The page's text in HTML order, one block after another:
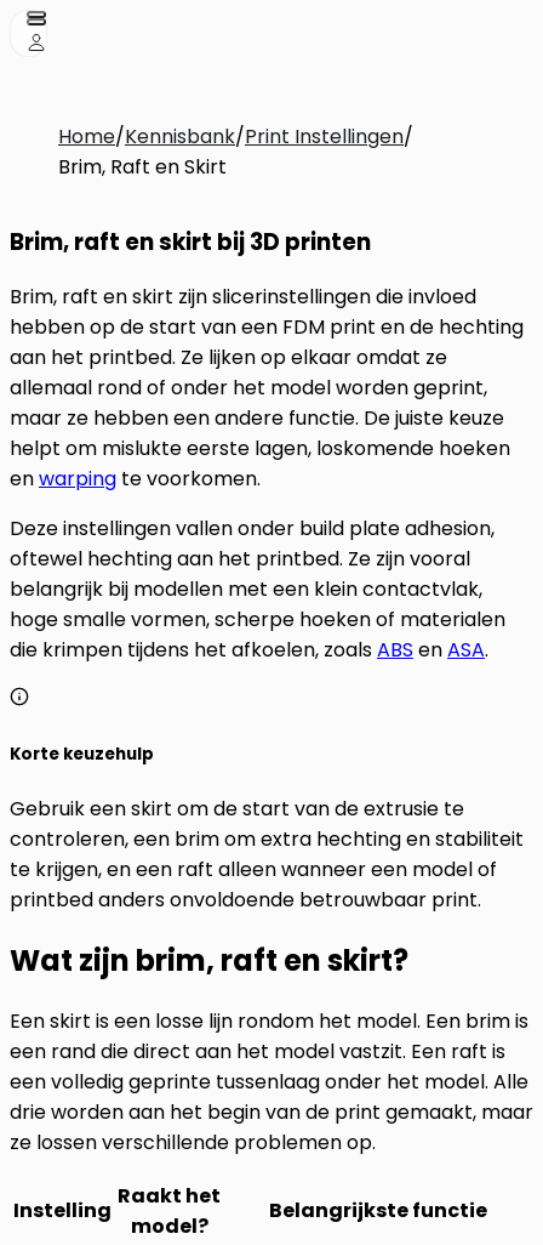
Home/Kennisbank/Print Instellingen/
Brim, Raft en Skirt
Brim, raft en skirt bij 3D printen
Brim, raft en skirt zijn slicerinstellingen die invloed
hebben op de start van een FDM print en de hechting
aan het printbed. Ze lijken op elkaar omdat ze
allemaal rond of onder het model worden geprint,
maar ze hebben een andere functie. De juiste keuze
helpt om mislukte eerste lagen, loskomende hoeken
enwarping te voorkomen.
Deze instellingen vallen onder build plate adhesion,
oftewel hechting aan het printbed. Ze zijn vooral
belangrijk bij modellen met een klein contactvlak,
hoge smalle vormen, scherpe hoeken of materialen
die krimpen tijdens het afkoelen, zoalsABS enASA.
Korte keuzehulp
Gebruik een skirt om de start van de extrusie te
controleren, een brim om extra hechting en stabiliteit
te krijgen, en een raft alleen wanneer een model of
printbed anders onvoldoende betrouwbaar print.
Wat zijn brim, raft en skirt?
Een skirt is een losse lijn rondom het model. Een brim is
een rand die direct aan het model vastzit. Een raft is
een volledig geprinte tussenlaag onder het model. Alle
drie worden aan het begin van de print gemaakt, maar
ze lossen verschillende problemen op.
Instelling
Raakt het
model?
Belangrijkste functie